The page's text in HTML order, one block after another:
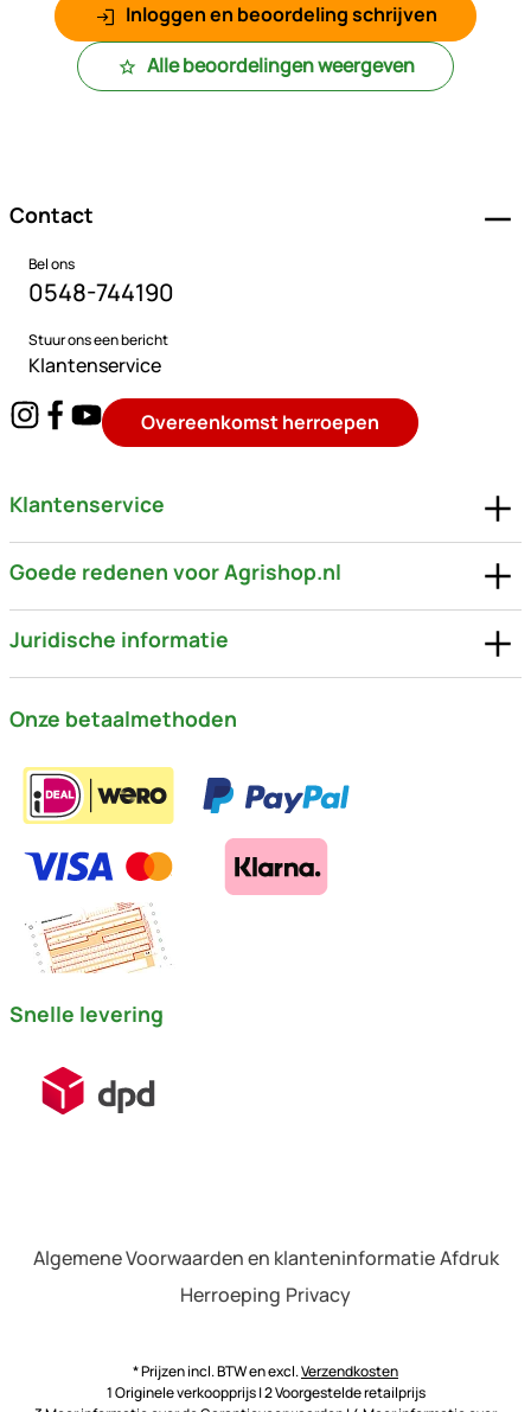
Inloggen en beoordeling schrijven
Alle beoordelingen weergeven
Contact
Bel ons
0548-744190
Stuur ons een bericht
Klantenservice
Overeenkomst herroepen
Klantenservice
Goede redenen voor Agrishop.nl
Juridische informatie
Onze betaalmethoden
Snelle levering
Algemene Voorwaarden en klanteninformatie Afdruk
Herroeping Privacy
* Prijzen incl. BTW en excl.Verzendkosten
1 Originele verkoopprijs | 2 Voorgestelde retailprijs